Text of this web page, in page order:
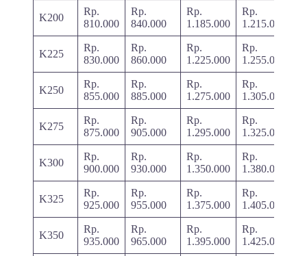
K200
Rp.
810.000
Rp.
840.000
Rp.
1.185.000
Rp.
1.215.000
K225
Rp.
830.000
Rp.
860.000
Rp.
1.225.000
Rp.
1.255.000
K250
Rp.
855.000
Rp.
885.000
Rp.
1.275.000
Rp.
1.305.000
K275
Rp.
875.000
Rp.
905.000
Rp.
1.295.000
Rp.
1.325.000
K300
Rp.
900.000
Rp.
930.000
Rp.
1.350.000
Rp.
1.380.000
K325
Rp.
925.000
Rp.
955.000
Rp.
1.375.000
Rp.
1.405.000
K350
Rp.
935.000
Rp.
965.000
Rp.
1.395.000
Rp.
1.425.000